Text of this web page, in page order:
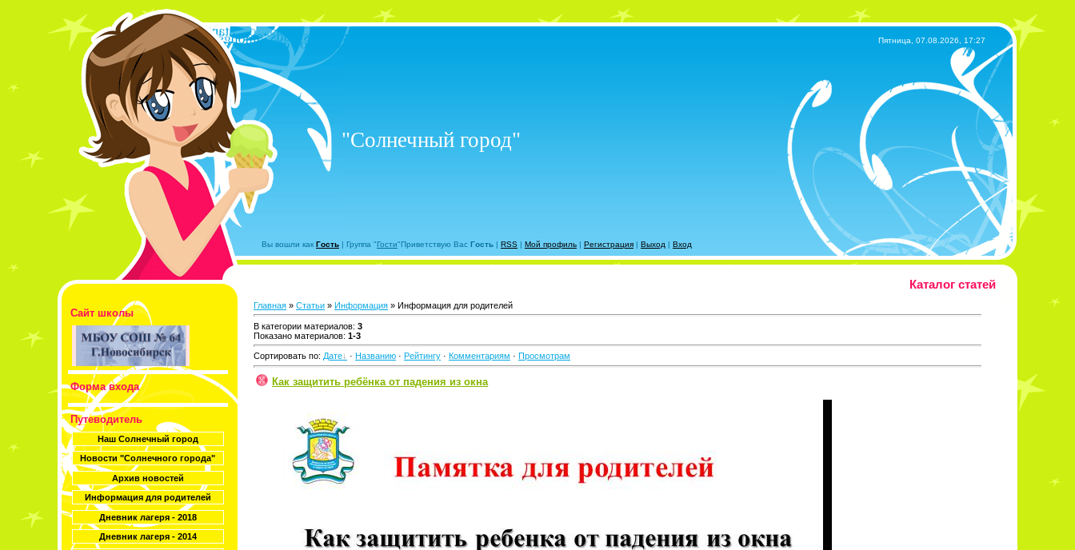
Пятница, 07.08.2026, 17:27
"Солнечный город"
Вы вошли как Гость | Группа "Гости"Приветствую Вас Гость | RSS | Мой профиль | Регистрация | Выход | Вход
Каталог статей
Сайт школы
Форма входа
Путеводитель
Наш Солнечный город
Новости "Солнечного города"
Архив новостей
Информация для родителей
Дневник лагеря - 2018
Дневник лагеря - 2014
Главная » Статьи » Информация » Информация для родителей
В категории материалов: 3
Показано материалов: 1-3
Сортировать по: Дате · Названию · Рейтингу · Комментариям · Просмотрам
Как защитить ребёнка от падения из окна